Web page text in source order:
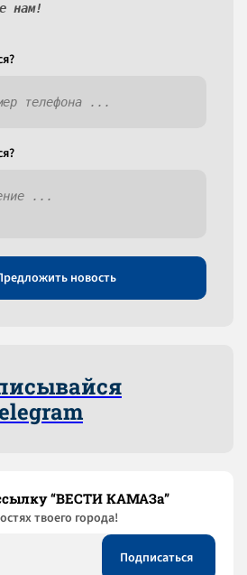
нам!
новость
“ВЕСТИ КАМАЗа”
твоего города!